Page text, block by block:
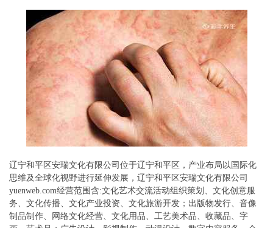
辽宁和平区安瑞文化有限公司位于辽宁和平区，产业布局以国际化
思维及全球化视野进行延伸发展，辽宁和平区安瑞文化有限公司
yuenweb.com经营范围含:文化艺术交流活动组织策划、文化创意服
务、文化传播、文化产业投资、文化旅游开发；出版物发行、音像
制品制作、网络文化经营、文化用品、工艺美术品、收藏品、字